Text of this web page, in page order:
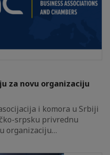
za novu organizaciju
i komora u Srbiji
srpsku privrednu
organizaciju…